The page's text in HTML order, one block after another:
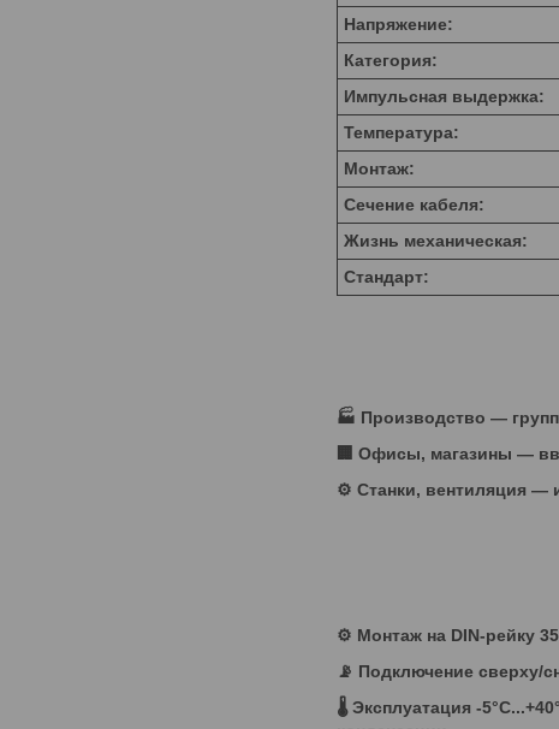
Напряжение:
Категория:
Импульсная выдержка:
Температура:
Монтаж:
Сечение кабеля:
Жизнь механическая:
Стандарт:
🏭 Производство —
🏢 Офисы, магазины —
⚙️ Станки, вентиляция —
⚙️ Монтаж на DIN-рейку
📡 Подключение сверху/
🌡️ Эксплуатация -